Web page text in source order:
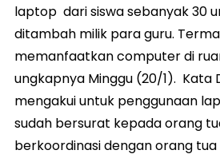
laptop dari siswa sebanyak 30
ditambah milik para guru.
memanfaatkan computer di
ungkapnya Minggu (20/1). Kata
mengakui untuk penggunaan
sudah bersurat kepada orang
berkoordinasi dengan orang tua